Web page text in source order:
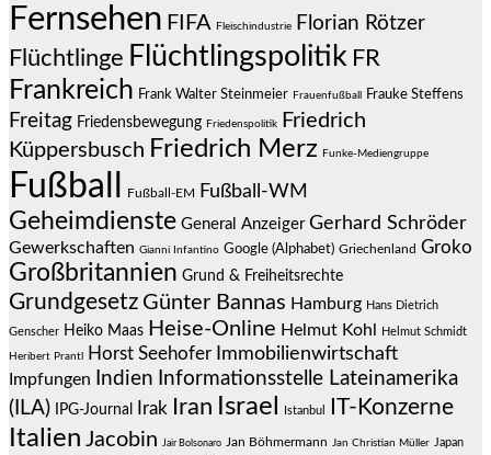
Fernsehen FIFA Fleischindustrie Florian Rötzer
Flüchtlinge Flüchtlingspolitik FR
Frankreich Frank Walter Steinmeier Frauenfußball Frauke Steffens
Freitag Friedensbewegung Friedenspolitik
Friedrich
Küppersbusch Friedrich Merz Funke-Mediengruppe
Fußball Fußball-EM Fußball-WM
Geheimdienste General Anzeiger Gerhard Schröder
Gewerkschaften Gianni Infantino Google (Alphabet) Griechenland Groko
Großbritannien Grund & Freiheitsrechte
Grundgesetz Günter Bannas Hamburg Hans Dietrich
Genscher Heiko Maas Heise-Online Helmut Kohl Helmut Schmidt
Heribert Prantl Horst Seehofer Immobilienwirtschaft
Impfungen Indien Informationsstelle Lateinamerika
(ILA)
IPG-Journal Irak Iran Israel Istanbul IT-Konzerne
Italien Jacobin Jair Bolsonaro Jan Böhmermann Jan Christian Müller Japan